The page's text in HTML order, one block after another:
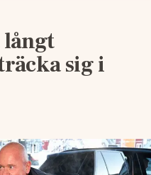
långt
sig i